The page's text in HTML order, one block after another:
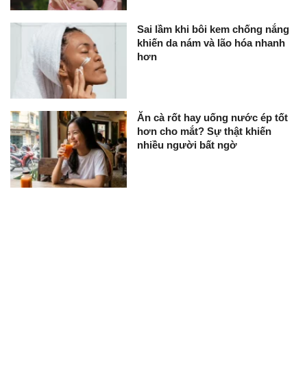
Sai lầm khi bôi kem chống nắng
khiến da nám và lão hóa nhanh
hơn
Ăn cà rốt hay uống nước ép tốt
hơn cho mắt? Sự thật khiến
nhiều người bất ngờ